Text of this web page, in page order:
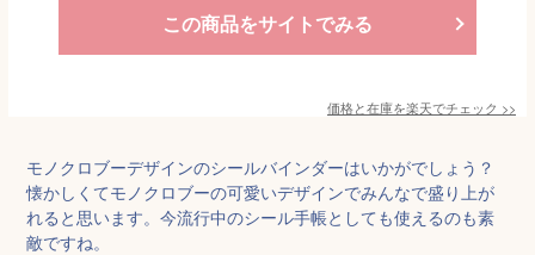
この商品をサイトでみる
価格と在庫を楽天でチェック >>
モノクロブーデザインのシールバインダーはいかがでしょう？
懐かしくてモノクロブーの可愛いデザインでみんなで盛り上が
れると思います。今流行中のシール手帳としても使えるのも素
敵ですね。